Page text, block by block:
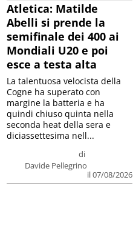
Atletica: Matilde
Abelli si prende la
semifinale dei 400 ai
Mondiali U20 e poi
esce a testa alta
di
Davide Pellegrino
il 07/08/2026
La talentuosa velocista della
Cogne ha superato con
margine la batteria e ha
quindi chiuso quinta nella
seconda heat della sera e
diciassettesima nell...